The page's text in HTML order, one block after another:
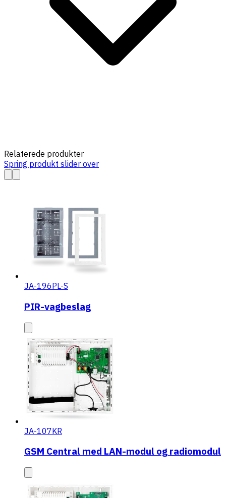
Relaterede produkter
Spring produkt slider over
JA-196PL-S
PIR-vagbeslag
JA-107KR
GSM Central med LAN-modul og radiomodul